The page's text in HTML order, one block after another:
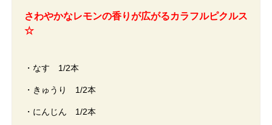
さわやかなレモンの香りが広がるカラフルピクルス
☆
・なす 1/2本
・きゅうり 1/2本
・にんじん 1/2本